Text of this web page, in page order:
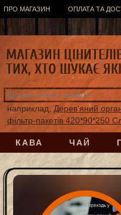
ПРО МАГАЗИН ОПЛАТА ТА
КАВА ЧАЙ
наприклад, Дерев'яний
фільтр-пакетів 420*90*250
МАГАЗИН
ТИХ, ХТО ШУКАЄ